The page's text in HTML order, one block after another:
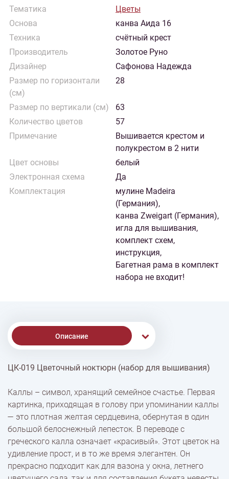
Тематика
Цветы
Основа
канва Аида 16
Техника
счётный крест
Производитель
Золотое Руно
Дизайнер
Сафонова Надежда
Размер по горизонтали
(см)
28
Размер по вертикали (см)
63
Количество цветов
57
Примечание
Вышивается крестом и
полукрестом в 2 нити
Цвет основы
белый
Электронная схема
Да
Комплектация
мулине Madeira
(Германия),
канва Zweigart (Германия),
игла для вышивания,
комплект схем,
инструкция,
Багетная рама в комплект
набора не входит!
Описание
% Скидки
Доставка
Оплата
ЦК-019 Цветочный ноктюрн (набор для вышивания)
Каллы – символ, хранящий семейное счастье. Первая
картинка, приходящая в голову при упоминании каллы
— это плотная желтая сердцевина, обернутая в один
большой белоснежный лепесток. В переводе с
греческого калла означает «красивый». Этот цветок на
удивление прост, и в то же время элегантен. Он
прекрасно подходит как для вазона у окна, летнего